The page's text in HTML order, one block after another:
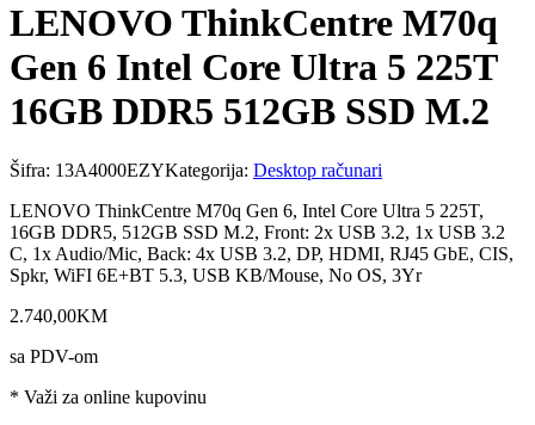
LENOVO ThinkCentre M70q
Gen 6 Intel Core Ultra 5 225T
16GB DDR5 512GB SSD M.2
Šifra: 13A4000EZYKategorija: Desktop računari
LENOVO ThinkCentre M70q Gen 6, Intel Core Ultra 5 225T,
16GB DDR5, 512GB SSD M.2, Front: 2x USB 3.2, 1x USB 3.2
C, 1x Audio/Mic, Back: 4x USB 3.2, DP, HDMI, RJ45 GbE, CIS,
Spkr, WiFI 6E+BT 5.3, USB KB/Mouse, No OS, 3Yr
2.740,00KM
sa PDV-om
* Važi za online kupovinu